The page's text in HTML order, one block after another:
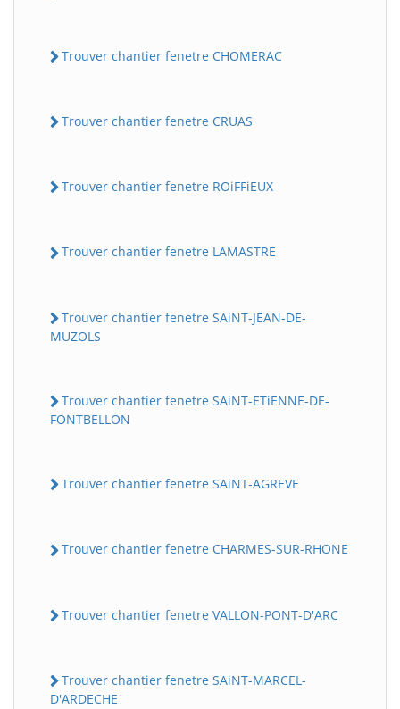
Trouver chantier fenetre CHOMERAC
Trouver chantier fenetre CRUAS
Trouver chantier fenetre ROiFFiEUX
Trouver chantier fenetre LAMASTRE
Trouver chantier fenetre SAiNT-JEAN-DE-
MUZOLS
Trouver chantier fenetre SAiNT-ETiENNE-DE-
FONTBELLON
Trouver chantier fenetre SAiNT-AGREVE
Trouver chantier fenetre CHARMES-SUR-RHONE
Trouver chantier fenetre VALLON-PONT-D'ARC
Trouver chantier fenetre SAiNT-MARCEL-
D'ARDECHE